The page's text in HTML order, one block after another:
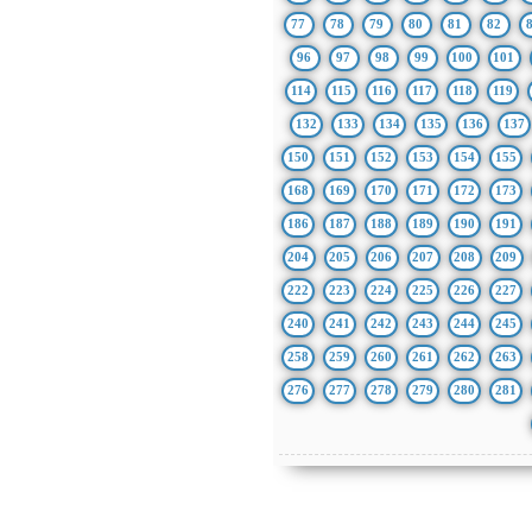
77 78 79 80 81 82
96 97 98 99 100 101
114 115 116 117 118 119
132 133 134 135 136 137
150 151 152 153 154 155
168 169 170 171 172 173
186 187 188 189 190 191
204 205 206 207 208 209
222 223 224 225 226 227
240 241 242 243 244 245
258 259 260 261 262 263
276 277 278 279 280 281